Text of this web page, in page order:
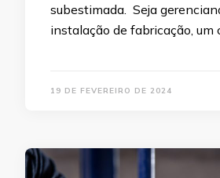
subestimada. Seja
instalação de fabricação, um
19 DE FEVEREIRO DE 2024